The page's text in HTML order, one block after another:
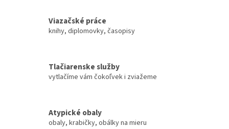
Viazačské práce
knihy, diplomovky, časopisy
Tlačiarenske služby
vytlačíme vám čokoľvek i zviažeme
Atypické obaly
obaly, krabičky, obálky na mieru